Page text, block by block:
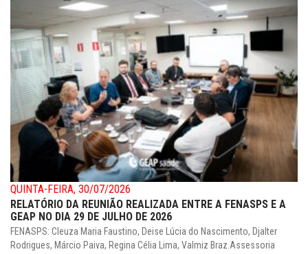
QUINTA-FEIRA, 30/07/2026
RELATÓRIO DA REUNIÃO REALIZADA ENTRE A FENASPS E A
GEAP NO DIA 29 DE JULHO DE 2026
FENASPS: Cleuza Maria Faustino, Deise Lúcia do Nascimento, Djalter
Rodrigues, Márcio Paiva, Regina Célia Lima, Valmiz Braz.Assessoria